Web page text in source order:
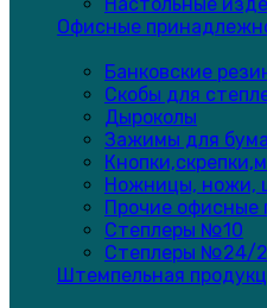
Офисные
Банковские
Скобы для
Дыроколы
Зажимы для
Ножницы, ножи,
Прочие офисные
Степлеры №10
Степлеры №24/
Штемпельная